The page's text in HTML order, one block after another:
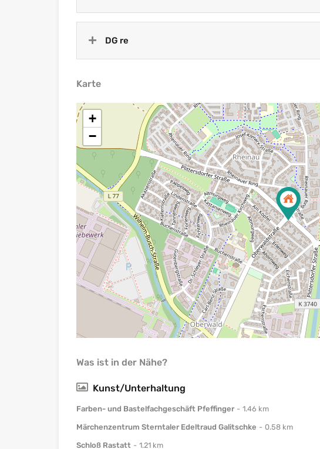
DG re
Karte
+
−
Was ist in der Nähe?
Kunst/Unterhaltung
Farben- und Bastelfachgeschäft Pfeffinger 1.46 km
Märchenzentrum Sterntaler Edeltraud Galitschke 0.58 km
Schloß Rastatt 1.21 km